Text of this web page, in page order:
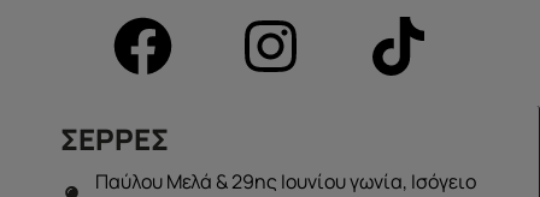
ΣΕΡΡΕΣ
Παύλου Μελά & 29ης Ιουνίου γωνία, Ισόγειο